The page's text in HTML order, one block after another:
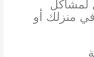
لمشاكل
في منزلك أو